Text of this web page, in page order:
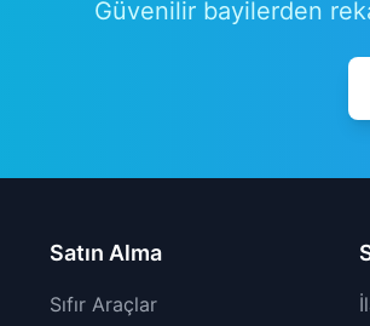
Güvenilir bayilerden
Satın Alma
Sıfır Araçlar